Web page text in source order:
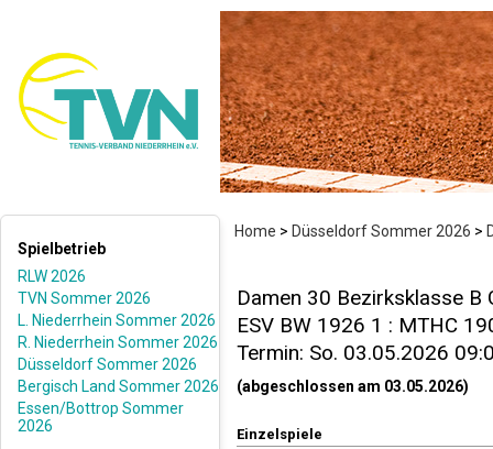
Home > Düsseldorf Sommer 2026 >
Spielbetrieb
RLW 2026
TVN Sommer 2026
L. Niederrhein Sommer 2026
R. Niederrhein Sommer 2026
Düsseldorf Sommer 2026
Bergisch Land Sommer 2026
Essen/Bottrop Sommer
2026
Damen 30 Bezirksklasse B
ESV BW 1926 1 : MTHC
Termin: So. 03.05.2026
(abgeschlossen am 03.05.2026)
Einzelspiele